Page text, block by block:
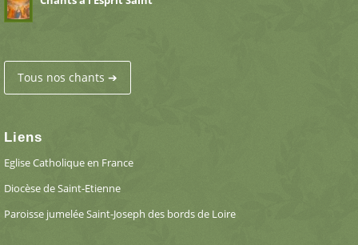
Tous nos chants ➔
Liens
Eglise Catholique en France
Diocèse de Saint-Etienne
Paroisse jumelée Saint-Joseph des bords de Loire